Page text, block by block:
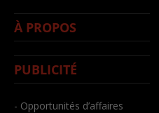
À PROPOS
PUBLICITÉ
- Opportunités d’affaires